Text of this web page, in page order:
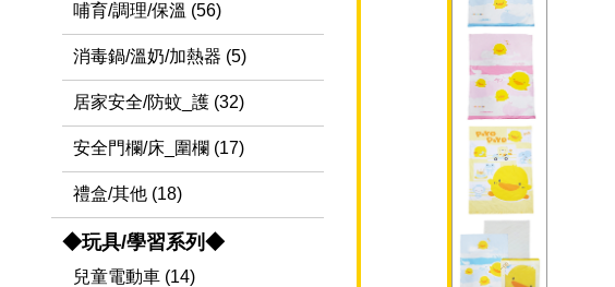
哺育/調理/保溫 (56)
消毒鍋/溫奶/加熱器 (5)
居家安全/防蚊_護 (32)
安全門欄/床_圍欄 (17)
禮盒/其他 (18)
◆玩具/學習系列◆
兒童電動車 (14)